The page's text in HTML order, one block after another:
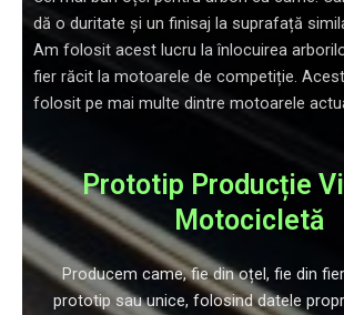
dă o duritate și un finisaj la suprafață
Am folosit acest lucru la înlocuirea
fier răcit la motoarele de competiție.
folosit pe mai multe dintre motoarele
Prototip Producție
Motocicletă
Producem came, fie din oțel, fie din
prototip sau unice, folosind datele